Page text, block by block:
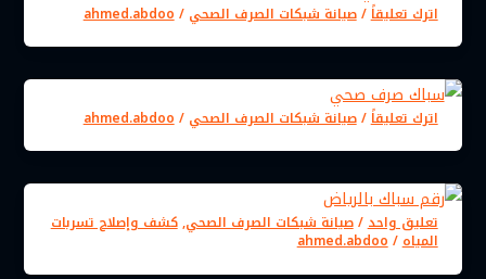
اترك تعليقاً/صيانة شبكات الصرف الصحي /
ahmed.abdoo
اترك تعليقاً/صيانة شبكات الصرف الصحي /
ahmed.abdoo
تعليق واحد/صيانة شبكات الصرف الصحي,كشف وإصلاح تسربات
المياه/
ahmed.abdoo